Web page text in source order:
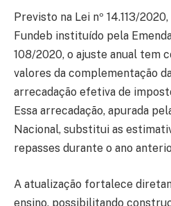
Previsto na Lei nº 14.113/
Fundeb instituído pela
108/2020, o ajuste anual tem
valores da complementação
arrecadação efetiva de
Essa arrecadação, apurada
Nacional, substitui as
repasses durante o ano
A atualização fortalece
ensino, possibilitando